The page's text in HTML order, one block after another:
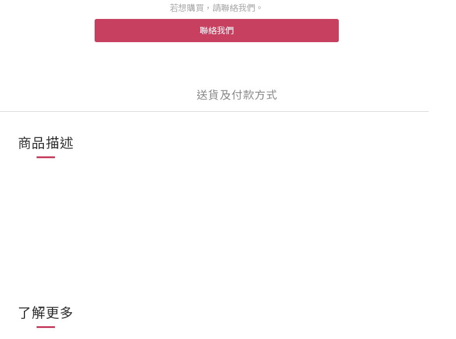
若想購買，請聯絡我們。
聯絡我們
送貨及付款方式
商品描述
了解更多